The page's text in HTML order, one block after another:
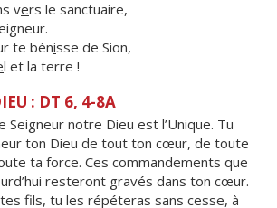
vers le sanctuaire,
te bénisse de Sion,
l et la terre !
: DT 6, 4-8A
Seigneur notre Dieu est l’Unique. Tu
ton Dieu de tout ton cœur, de toute
ta force. Ces commandements que
resteront gravés dans ton cœur.
fils, tu les répéteras sans cesse, à